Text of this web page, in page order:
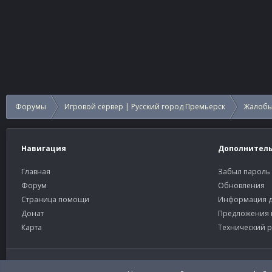
Форумы Игровой сервер | Русский город Премьерск
Навигация
Главная
Форум
Страница помощи
Донат
Карта
Забыл пароль
Обновления
Информация
Предложения
Технический